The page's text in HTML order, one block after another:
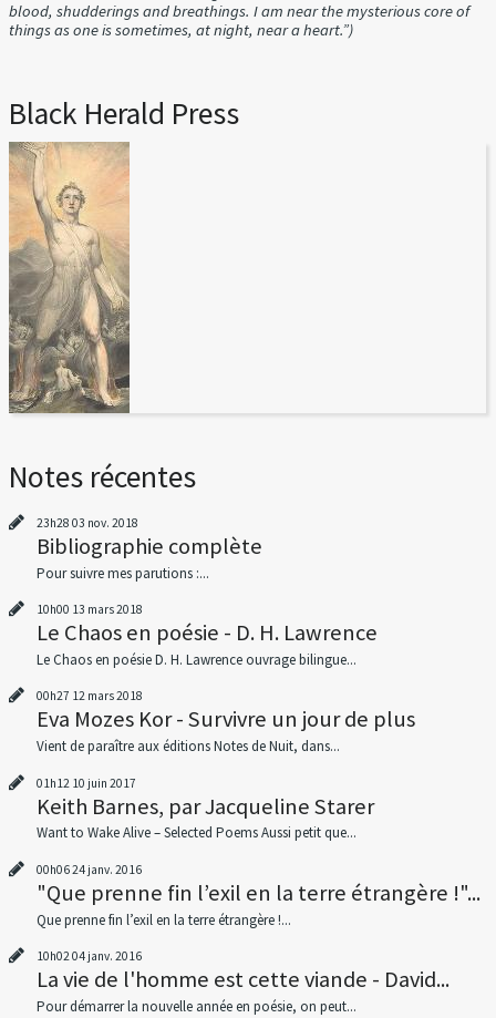
blood, shudderings and breathings. I am near the mysterious core of
things as one is sometimes, at night, near a heart.”)
Black Herald Press
Notes récentes
23h28 03 nov. 2018
Bibliographie complète
Pour suivre mes parutions :...
10h00 13 mars 2018
Le Chaos en poésie - D. H. Lawrence
Le Chaos en poésie D. H. Lawrence ouvrage bilingue...
00h27 12 mars 2018
Eva Mozes Kor - Survivre un jour de plus
Vient de paraître aux éditions Notes de Nuit, dans...
01h12 10 juin 2017
Keith Barnes, par Jacqueline Starer
Want to Wake Alive – Selected Poems Aussi petit que...
00h0624 janv. 2016
"Que prenne fin l’exil en la terre étrangère !"...
Que prenne fin l’exil en la terre étrangère !...
10h02 04 janv. 2016
La vie de l'homme est cette viande - David...
Pour démarrer la nouvelle année en poésie, on peut...